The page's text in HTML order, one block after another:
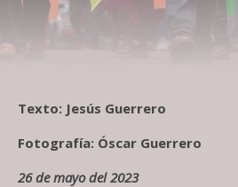
Texto: Jesús Guerrero
Fotografía: Óscar Guerrero
26 de mayo del 2023